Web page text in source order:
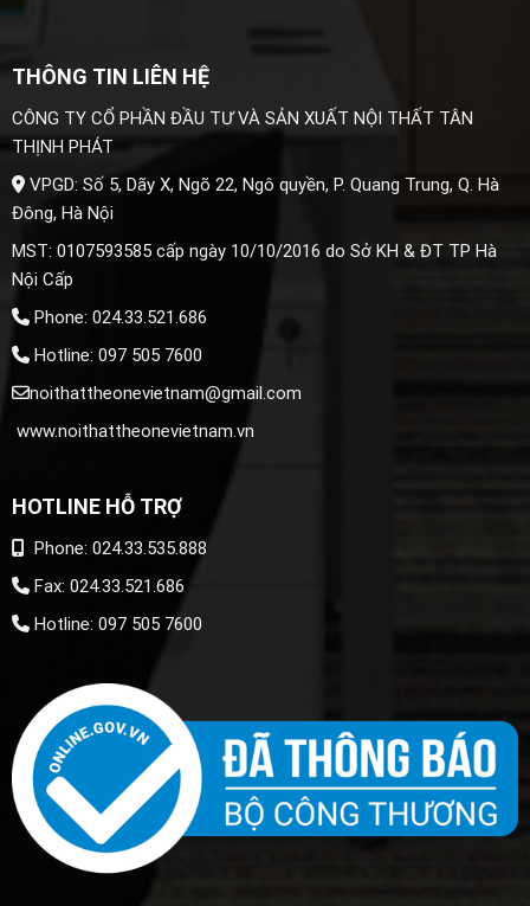
THÔNG TIN LIÊN HỆ
CÔNG TY CỔ PHẦN ĐẦU TƯ VÀ SẢN XUẤT NỘI THẤT TÂN
THỊNH PHÁT
VPGD: Số 5, Dãy X, Ngõ 22, Ngô quyền, P. Quang Trung, Q. Hà
Đông, Hà Nội
MST: 0107593585 cấp ngày 10/10/2016 do Sở KH & ĐT TP Hà
Nội Cấp
Phone: 024.33.521.686
Hotline: 097 505 7600
noithattheonevietnam@gmail.com
www.noithattheonevietnam.vn
HOTLINE HỖ TRỢ
Phone: 024.33.535.888
Fax: 024.33.521.686
Hotline: 097 505 7600